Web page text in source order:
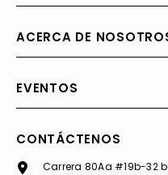
ACERCA DE
EVENTOS
CONTÁCTENOS
Carrera 80Aa #19b-32